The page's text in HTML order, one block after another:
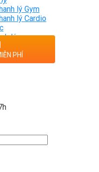
lý Gym
lý Cardio
lý
PHÍ